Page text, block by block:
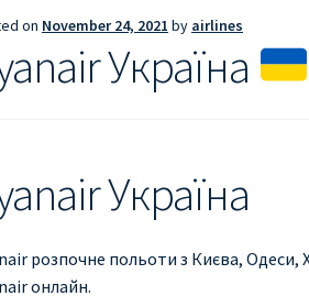
РЕГИСТРАЦИИ ПРИЛОЖЕНИЕ
НА РЕЙС RYANAIR
on November 24, 2021 by airlines
Україна
Україна
розпочне польоти з Києва,
онлайн.